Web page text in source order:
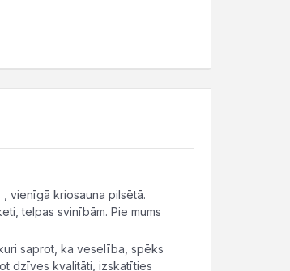
vienīgā kriosauna pilsētā.
telpas svinībām. Pie mums
saprot, ka veselība, spēks
dzīves kvalitāti, izskatīties